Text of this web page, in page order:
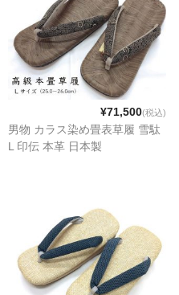
¥71,500(税込)
男物 カラス染め畳表草履 雪駄
L 印伝 本革 日本製